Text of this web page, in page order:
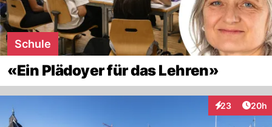
Schule
«Ein Plädoyer für das Lehren»
23
Interaktionen
20h